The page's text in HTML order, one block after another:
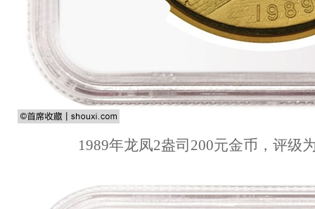
1989年龙凤2盎司200元金币，评级